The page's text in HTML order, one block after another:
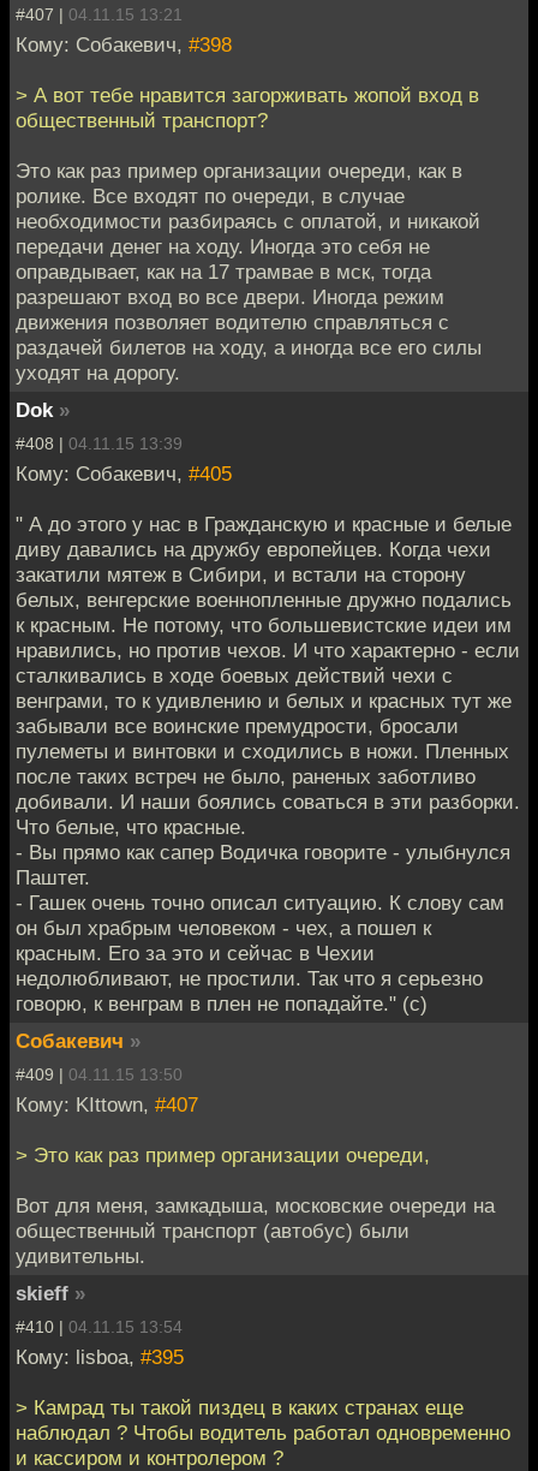
#407 | 04.11.15 13:21
Кому: Собакевич, #398
> А вот тебе нравится загорживать жопой вход в
общественный транспорт?
Это как раз пример организации очереди, как в
ролике. Все входят по очереди, в случае
необходимости разбираясь с оплатой, и никакой
передачи денег на ходу. Иногда это себя не
оправдывает, как на 17 трамвае в мск, тогда
разрешают вход во все двери. Иногда режим
движения позволяет водителю справляться с
раздачей билетов на ходу, а иногда все его силы
уходят на дорогу.
Dok »
#408 | 04.11.15 13:39
Кому: Собакевич, #405
" А до этого у нас в Гражданскую и красные и белые
диву давались на дружбу европейцев. Когда чехи
закатили мятеж в Сибири, и встали на сторону
белых, венгерские военнопленные дружно подались
к красным. Не потому, что большевистские идеи им
нравились, но против чехов. И что характерно - если
сталкивались в ходе боевых действий чехи с
венграми, то к удивлению и белых и красных тут же
забывали все воинские премудрости, бросали
пулеметы и винтовки и сходились в ножи. Пленных
после таких встреч не было, раненых заботливо
добивали. И наши боялись соваться в эти разборки.
Что белые, что красные.
- Вы прямо как сапер Водичка говорите - улыбнулся
Паштет.
- Гашек очень точно описал ситуацию. К слову сам
он был храбрым человеком - чех, а пошел к
красным. Его за это и сейчас в Чехии
недолюбливают, не простили. Так что я серьезно
говорю, к венграм в плен не попадайте." (с)
Собакевич »
#409 | 04.11.15 13:50
Кому: KIttown, #407
> Это как раз пример организации очереди,
Вот для меня, замкадыша, московские очереди на
общественный транспорт (автобус) были
удивительны.
skieff »
#410 | 04.11.15 13:54
Кому: lisboa, #395
> Камрад ты такой пиздец в каких странах еще
наблюдал ? Чтобы водитель работал одновременно
и кассиром и контролером ?